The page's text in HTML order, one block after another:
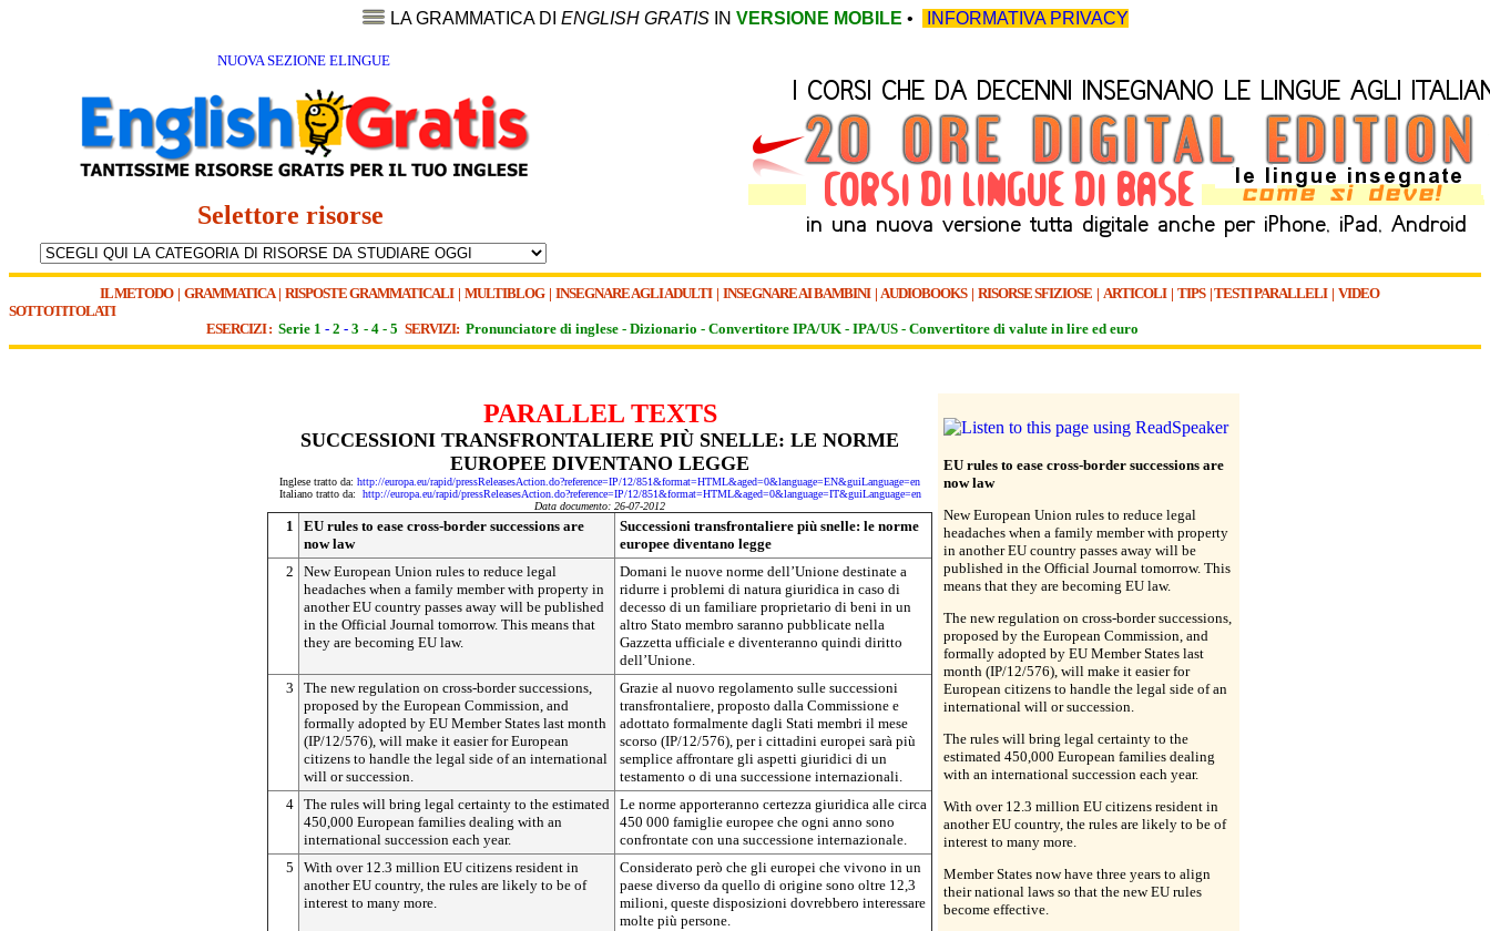
LA GRAMMATICA DI ENGLISH GRATIS IN VERSIONE MOBILE • INFORMATIVA PRIVACY
NUOVA SEZIONE ELINGUE
Selettore risorse
IL METODO| GRAMMATICA| RISPOSTE GRAMMATICALI| MULTIBLOG| INSEGNARE AGLI ADULTI | INSEGNARE AI BAMBINI| AUDIOBOOKS| RISORSE SFIZIOSE | ARTICOLI| TIPS|TESTI PARALLELI| VIDEO
SOTTOTITOLATI
ESERCIZI : Serie 1 - 2 - 3 - 4 - 5 SERVIZI: Pronunciatore di inglese - Dizionario - Convertitore IPA/UK - IPA/US - Convertitore di valute in lire ed euro
PARALLEL TEXTS
SUCCESSIONI TRANSFRONTALIERE PIÙ SNELLE: LE NORME
EUROPEE DIVENTANO LEGGE
Inglese tratto da: http://europa.eu/rapid/pressReleasesAction.do?reference=IP/12/851&format=HTML&aged=0&language=EN&guiLanguage=en
Italiano tratto da: http://europa.eu/rapid/pressReleasesAction.do?reference=IP/12/851&format=HTML&aged=0&language=IT&guiLanguage=en
Data documento: 26-07-2012
1
EU rules to ease cross-border successions are
now law
Successioni transfrontaliere più snelle: le norme
europee diventano legge
2
New European Union rules to reduce legal
headaches when a family member with property in
another EU country passes away will be published
in the Official Journal tomorrow. This means that
they are becoming EU law.
Domani le nuove norme dell’Unione destinate a
ridurre i problemi di natura giuridica in caso di
decesso di un familiare proprietario di beni in un
altro Stato membro saranno pubblicate nella
Gazzetta ufficiale e diventeranno quindi diritto
dell’Unione.
3
The new regulation on cross-border successions,
proposed by the European Commission, and
formally adopted by EU Member States last month
(IP/12/576), will make it easier for European
citizens to handle the legal side of an international
will or succession.
Grazie al nuovo regolamento sulle successioni
transfrontaliere, proposto dalla Commissione e
adottato formalmente dagli Stati membri il mese
scorso (IP/12/576), per i cittadini europei sarà più
semplice affrontare gli aspetti giuridici di un
testamento o di una successione internazionali.
4 The rules will bring legal certainty to the estimated
450,000 European families dealing with an
international succession each year.
Le norme apporteranno certezza giuridica alle circa
450 000 famiglie europee che ogni anno sono
confrontate con una successione internazionale.
5
With over 12.3 million EU citizens resident in
another EU country, the rules are likely to be of
interest to many more.
Considerato però che gli europei che vivono in un
paese diverso da quello di origine sono oltre 12,3
milioni, queste disposizioni dovrebbero interessare
molte più persone.
EU rules to ease cross-border successions are
now law
New European Union rules to reduce legal
headaches when a family member with property
in another EU country passes away will be
published in the Official Journal tomorrow. This
means that they are becoming EU law.
The new regulation on cross-border successions,
proposed by the European Commission, and
formally adopted by EU Member States last
month (IP/12/576), will make it easier for
European citizens to handle the legal side of an
international will or succession.
The rules will bring legal certainty to the
estimated 450,000 European families dealing
with an international succession each year.
With over 12.3 million EU citizens resident in
another EU country, the rules are likely to be of
interest to many more.
Member States now have three years to align
their national laws so that the new EU rules
become effective.